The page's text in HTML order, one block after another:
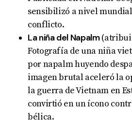
sensibilizó a nivel
conflicto.
La niña del Napalm
Fotografía de una niña
por napalm huyendo
imagen brutal aceleró la
la guerra de Vietnam en
convirtió en un ícono
bélica.